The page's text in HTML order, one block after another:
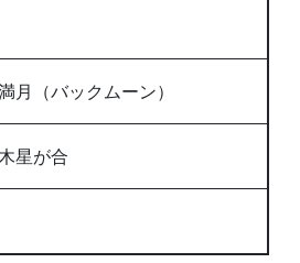
月（バックムーン）
星が合